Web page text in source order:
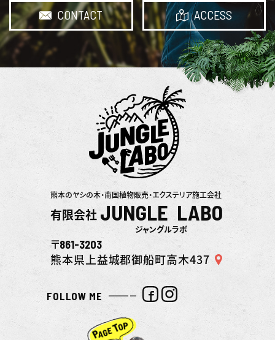
CONTACT ACCESS
熊本のヤシの木・南国植物販売・エクステリア施工会社
有限会社 JUNGLE LABO
ジャングルラボ
〒861-3203
熊本県上益城郡御船町高木437
FOLLOW ME